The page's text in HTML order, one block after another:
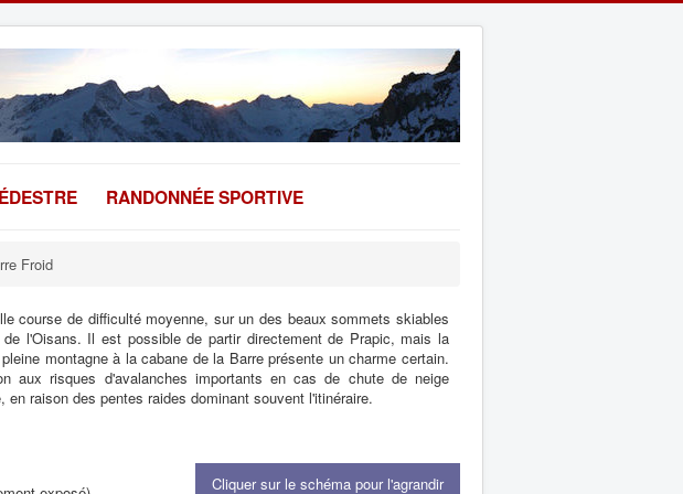
RANDONNÉE SPORTIVE
Froid
course de difficulté moyenne, sur un des beaux sommets skiables
l'Oisans. Il est possible de partir directement de Prapic, mais la
montagne à la cabane de la Barre présente un charme certain.
aux risques d'avalanches importants en cas de chute de neige
en raison des pentes raides dominant souvent l'itinéraire.
Cliquer sur le schéma pour l'agrandir